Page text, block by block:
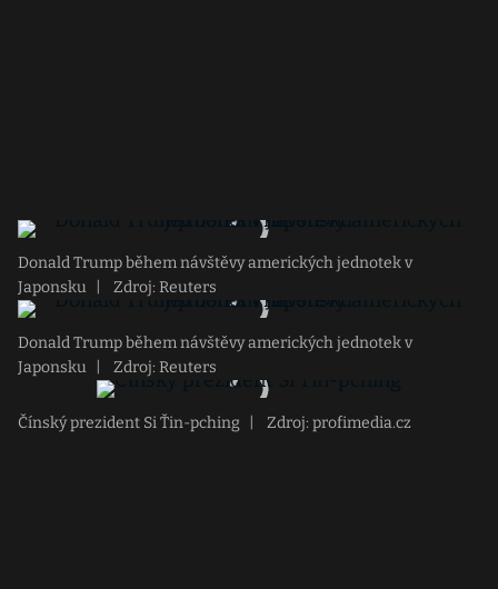
Donald Trump během návštěvy amerických jednotek v
Japonsku
Zdroj: Reuters
Donald Trump během návštěvy amerických jednotek v
Japonsku
Zdroj: Reuters
Čínský prezident Si Ťin-pching Zdroj: profimedia.cz